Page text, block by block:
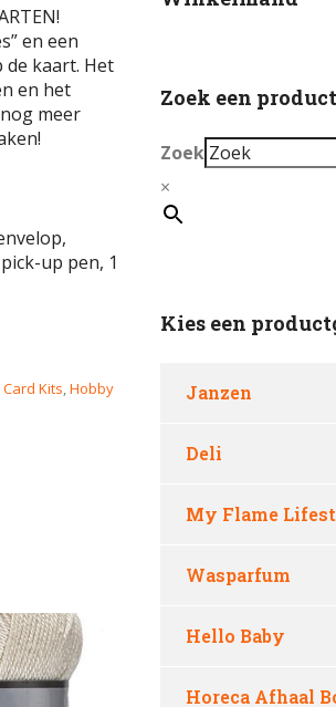
en een
kaart. Het
en het
meer
up pen, 1
Kits,Hobby
Zoek een product
Zoek
×
Kies een
Janzen
Deli
My Flame
Wasparfum
Hello Baby
Horeca Afhaal